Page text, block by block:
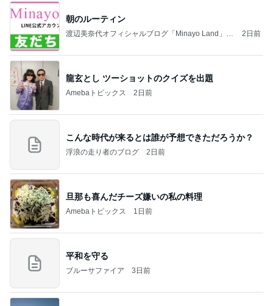
朝のルーティン
渡辺美奈代オフィシャルブログ「Minayo Land」P
2日前
龍玄とし ツーショットのクイズを出題
Amebaトピックス 2日前
こんな時代が来るとは誰が予想できただろうか？
浮浪の走り者のブログ 2日前
旦那も喜んだチーズ嫌いの私の料理
Amebaトピックス 1日前
平和を守る
ブルーサファイア 3日前